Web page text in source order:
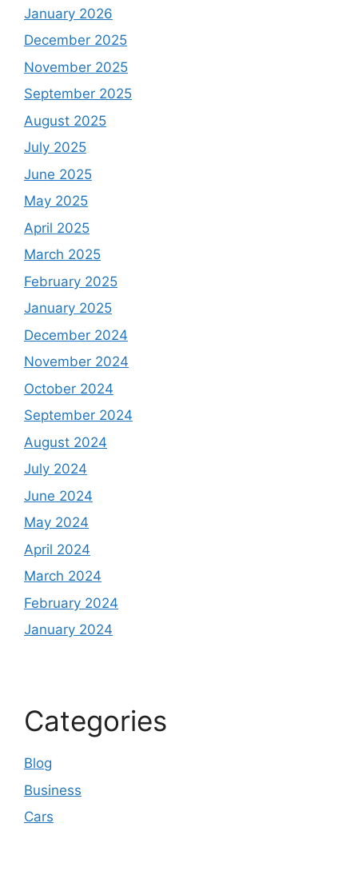
January 2026
December 2025
November 2025
September 2025
August 2025
July 2025
June 2025
May 2025
April 2025
March 2025
February 2025
January 2025
December 2024
November 2024
October 2024
September 2024
August 2024
July 2024
June 2024
May 2024
April 2024
March 2024
February 2024
January 2024
Categories
Blog
Business
Cars